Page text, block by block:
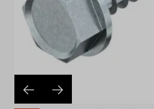
Marcas
Favoritos
Empresa